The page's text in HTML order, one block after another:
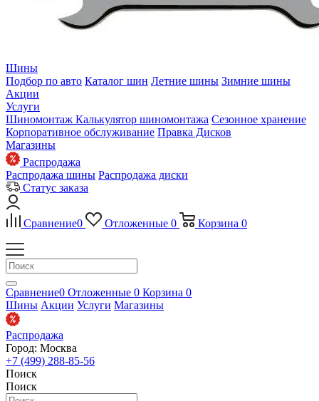
Шины
Подбор по авто Каталог шин Летние шины Зимние шины
Акции
Услуги
Шиномонтаж Калькулятор шиномонтажа Сезонное хранение
Корпоративное обслуживание Правка Дисков
Магазины
Распродажа
Распродажа шины Распродажа диски
Статус заказа
Сравнение0 Отложенные 0 Корзина 0
Сравнение0 Отложенные 0 Корзина 0
Шины Акции Услуги Магазины
Распродажа
Город: Москва
+7 (499) 288-85-56
Поиск
Поиск